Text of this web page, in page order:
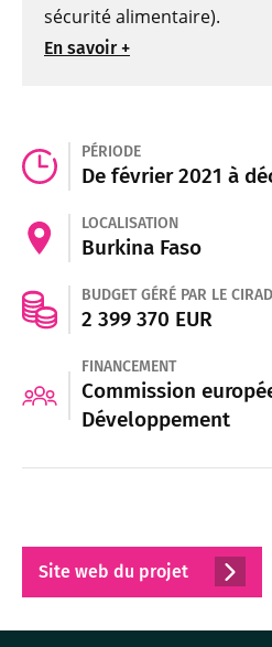
PÉRIODE
De février 2021 à
LOCALISATION
Burkina Faso
BUDGET GÉRÉ PAR LE CIRAD
2 399 370 EUR
FINANCEMENT
Commission
Développement
Site web du projet
sécurité alimentaire).
En savoir +